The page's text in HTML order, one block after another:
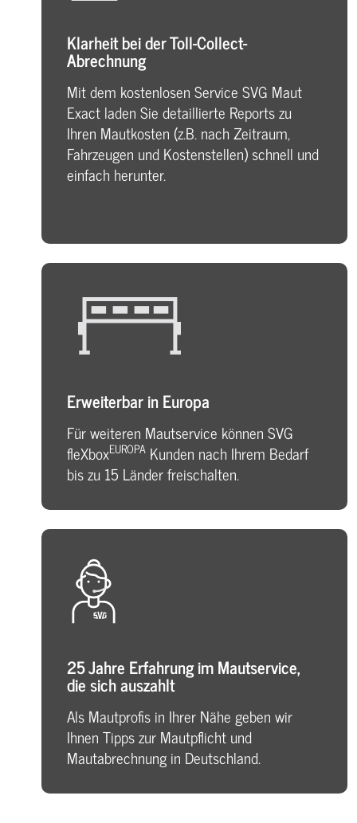
Klarheit bei der Toll-Collect-
Abrechnung
Mit dem kostenlosen Service SVG Maut
Exact laden Sie detaillierte Reports zu
Ihren Mautkosten (z.B. nach Zeitraum,
Fahrzeugen und Kostenstellen) schnell und
einfach herunter.
Erweiterbar in Europa
Für weiteren Mautservice können SVG
fleXboxEUROPAKunden nach Ihrem Bedarf
bis zu 15 Länder freischalten.
25 Jahre Erfahrung im Mautservice,
die sich auszahlt
Als Mautprofis in Ihrer Nähe geben wir
Ihnen Tipps zur Mautpflicht und
Mautabrechnung in Deutschland.